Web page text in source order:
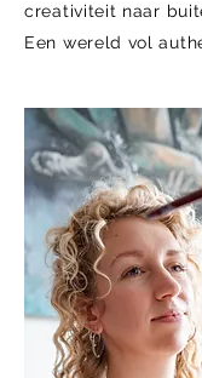
creativiteit naar
Een wereld vol